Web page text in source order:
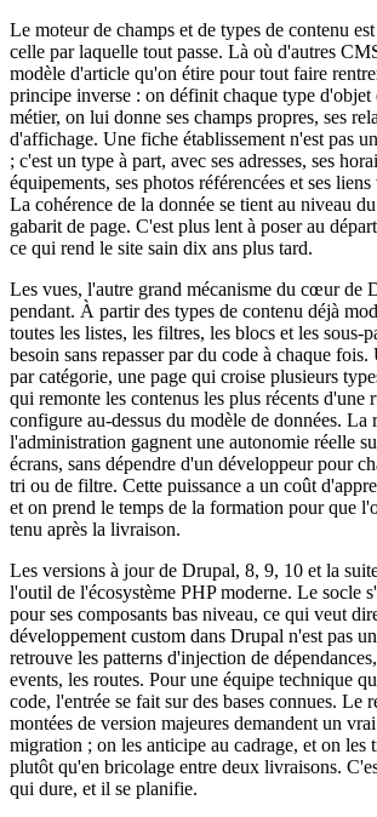
Le moteur de champs et de types de contenu
celle par laquelle tout passe. Là où d'autres
modèle d'article qu'on étire pour tout faire
principe inverse : on définit chaque type d'objet
métier, on lui donne ses champs propres, ses
d'affichage. Une fiche établissement n'est pas
; c'est un type à part, avec ses adresses, ses
équipements, ses photos référencées et ses
La cohérence de la donnée se tient au niveau
gabarit de page. C'est plus lent à poser au
ce qui rend le site sain dix ans plus tard.
Les vues, l'autre grand mécanisme du cœur de
pendant. À partir des types de contenu déjà
toutes les listes, les filtres, les blocs et les sous-
besoin sans repasser par du code à chaque
par catégorie, une page qui croise plusieurs
qui remonte les contenus les plus récents d'une
configure au-dessus du modèle de données. La
l'administration gagnent une autonomie réelle
écrans, sans dépendre d'un développeur pour
tri ou de filtre. Cette puissance a un coût
et on prend le temps de la formation pour que
tenu après la livraison.
Les versions à jour de Drupal, 8, 9, 10 et la
l'outil de l'écosystème PHP moderne. Le socle
pour ses composants bas niveau, ce qui veut
développement custom dans Drupal n'est pas
retrouve les patterns d'injection de
events, les routes. Pour une équipe technique
code, l'entrée se fait sur des bases connues. Le
montées de version majeures demandent un
migration ; on les anticipe au cadrage, et on les
plutôt qu'en bricolage entre deux livraisons.
qui dure, et il se planifie.